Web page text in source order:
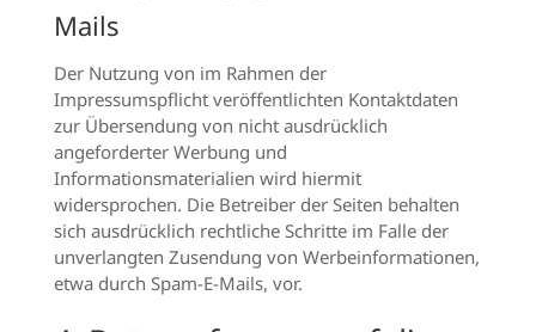
Mails
Der Nutzung von im Rahmen der
Impressumspflicht veröffentlichten Kontaktdaten
zur Übersendung von nicht ausdrücklich
angeforderter Werbung und
Informationsmaterialien wird hiermit
widersprochen. Die Betreiber der Seiten behalten
sich ausdrücklich rechtliche Schritte im Falle der
unverlangten Zusendung von Werbeinformationen,
etwa durch Spam-E-Mails, vor.